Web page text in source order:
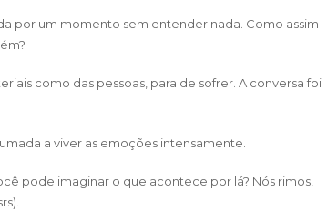
por um momento sem entender nada. Como assim
como das pessoas, para de sofrer. A conversa foi
a viver as emoções intensamente.
pode imaginar o que acontece por lá? Nós rimos,